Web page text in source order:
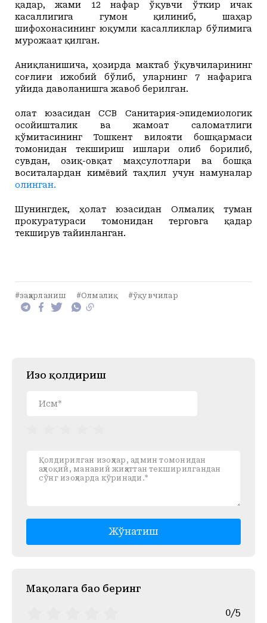
қадар, жами 12 нафар ўқувчи ўткир ичак
касаллигига гумон қилиниб, шаҳар
шифохонасининг юқумли касалликлар бўлимига
мурожаат қилган.
Аниқланишича, ҳозирда мактаб ўқувчиларининг
соғлиғи ижобий бўлиб, уларнинг 7 нафарига
уйида даволанишга жавоб берилган.
Ҳолат юзасидан ССВ Санитария-эпидемиологик
осойишталик ва жамоат саломатлиги
қўмитасининг Тошкент вилояти бошқармаси
томонидан текшириш ишлари олиб борилиб,
сувдан, озиқ-овқат маҳсулотлари ва бошқа
воситалардан кимёвий таҳлил учун намуналар
олинган.
Шунингдек, ҳолат юзасидан Олмалиқ туман
прокуратураси томонидан терговга қадар
текширув тайинланган.
#заҳарланиш #Олмалиқ #ўқувчилар
Изоҳ қолдириш
Жўнатиш
Mақолага баҳо беринг
0/5